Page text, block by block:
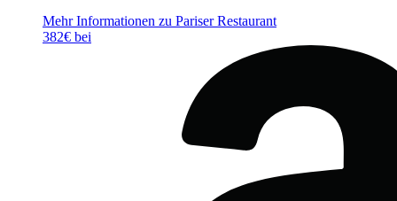
Mehr Informationen zu Pariser Restaurant
382€ bei